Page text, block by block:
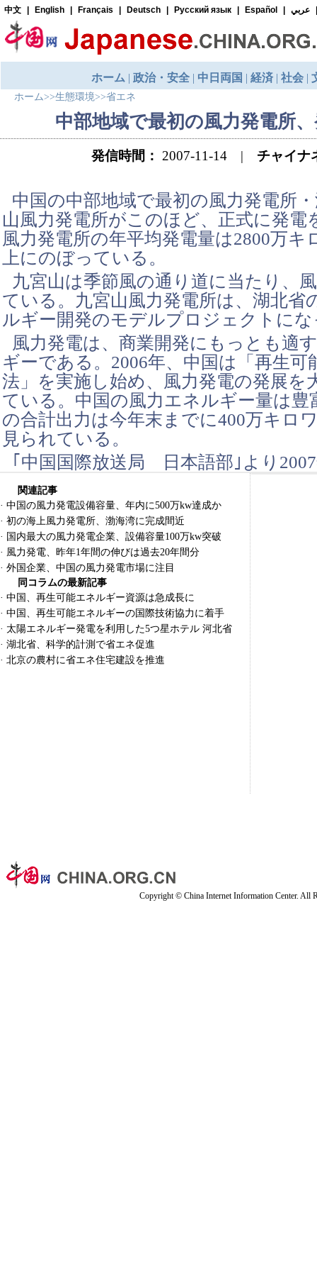
ホーム>>生態環境>>省エネ
中部地域で最初の風力発電所
発信時間： 2007-11-14 | チャイナ
中国の中部地域で最初の風力発電所
山風力発電所がこのほど、正式に発電
風力発電所の年平均発電量は2800万キ
上にのぼっている。
九宮山は季節風の通り道に当たり、
ている。九宮山風力発電所は、湖北省
ルギー開発のモデルプロジェクトに
風力発電は、商業開発にもっとも適
ギーである。2006年、中国は「再生可
法」を実施し始め、風力発電の発展を
ている。中国の風力エネルギー量は豊
の合計出力は今年末までに400万キロ
見られている。
｢中国国際放送局 日本語部｣より
関連記事
· 中国の風力発電設備容量、年内に500万kw達成か
· 初の海上風力発電所、渤海湾に完成間近
· 国内最大の風力発電企業、設備容量100万kw突破
· 風力発電、昨年1年間の伸びは過去20年間分
· 外国企業、中国の風力発電市場に注目
同コラムの最新記事
· 中国、再生可能エネルギー資源は急成長に
· 中国、再生可能エネルギーの国際技術協力に着手
· 太陽エネルギー発電を利用した5つ星ホテル 河北省
· 湖北省、科学的計測で省エネ促進
· 北京の農村に省エネ住宅建設を推進